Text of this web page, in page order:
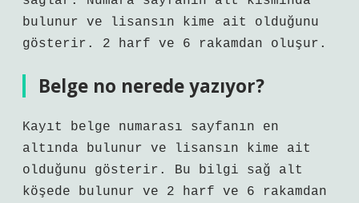
bulunur ve lisansın kime ait olduğunu
gösterir. 2 harf ve 6 rakamdan oluşur.
Belge no nerede yazıyor?
Kayıt belge numarası sayfanın en
altında bulunur ve lisansın kime ait
olduğunu gösterir. Bu bilgi sağ alt
köşede bulunur ve 2 harf ve 6 rakamdan